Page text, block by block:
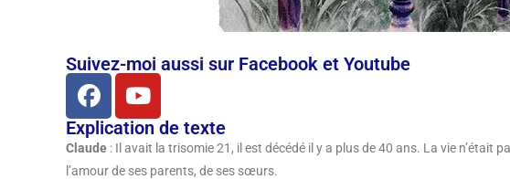
Suivez-moi aussi sur Facebook et Youtube
Explication de texte
Claude : Il avait la trisomie 21, il est décédé il y a plus de 40 ans. La vie n’était
l’amour de ses parents, de ses sœurs.